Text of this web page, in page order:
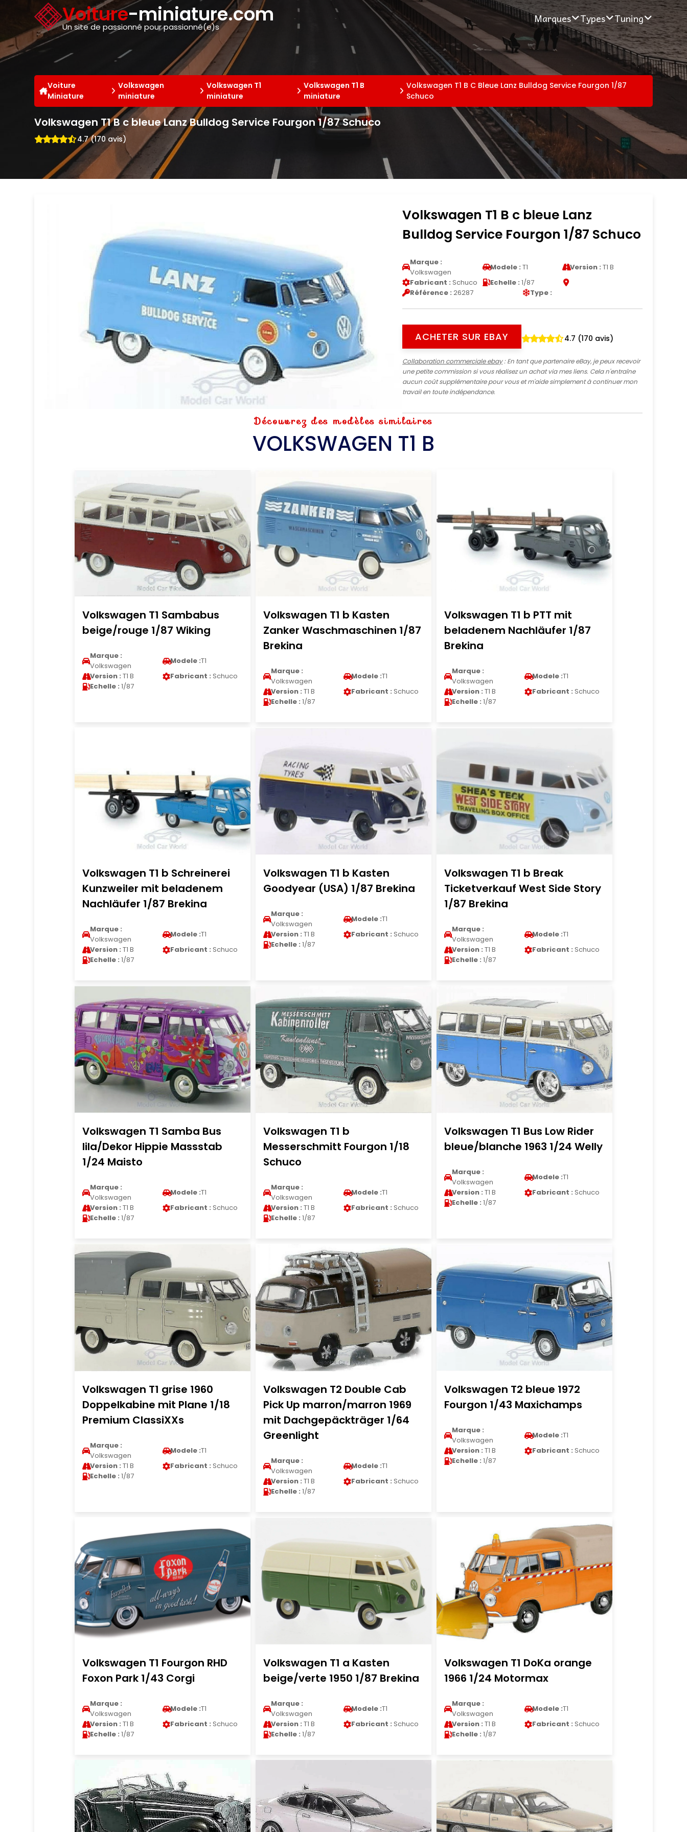
Voiture-miniature.com
Un site de passionné pour passionné(e)s
Marques Types Tuning
Voiture
Miniature
Volkswagen
miniature
Volkswagen T1
miniature
Volkswagen T1 B
miniature
Volkswagen T1 B C Bleue Lanz Bulldog Service Fourgon 1/87
Schuco
Volkswagen T1 B c bleue Lanz Bulldog Service Fourgon 1/87 Schuco
4.7 (170 avis)
Volkswagen T1 B c bleue Lanz
Bulldog Service Fourgon 1/87 Schuco
Marque :
Volkswagen
Modele : T1 Version : T1 B
Fabricant : Schuco Echelle : 1/87
Référence : 26287 Type :
ACHETER SUR EBAY 4.7 (170 avis)
Collaboration commerciale ebay: En tant que partenaire eBay, je peux recevoir
une petite commission si vous réalisez un achat via mes liens. Cela n'entraîne
aucun coût supplémentaire pour vous et m'aide simplement à continuer mon
travail en toute indépendance.
Découvrez des modèles similaires
VOLKSWAGEN T1 B
Volkswagen T1 Sambabus
beige/rouge 1/87 Wiking
Marque :
Volkswagen
Modele :T1
Version : T1 B Fabricant : Schuco
Echelle : 1/87
Volkswagen T1 b Kasten
Zanker Waschmaschinen 1/87
Brekina
Marque :
Volkswagen
Modele :T1
Version : T1 B Fabricant : Schuco
Echelle : 1/87
Volkswagen T1 b PTT mit
beladenem Nachläufer 1/87
Brekina
Marque :
Volkswagen
Modele :T1
Version : T1 B Fabricant : Schuco
Echelle : 1/87
Volkswagen T1 b Schreinerei
Kunzweiler mit beladenem
Nachläufer 1/87 Brekina
Marque :
Volkswagen
Modele :T1
Version : T1 B Fabricant : Schuco
Echelle : 1/87
Volkswagen T1 b Kasten
Goodyear (USA) 1/87 Brekina
Marque :
Volkswagen
Modele :T1
Version : T1 B Fabricant : Schuco
Echelle : 1/87
Volkswagen T1 b Break
Ticketverkauf West Side Story
1/87 Brekina
Marque :
Volkswagen
Modele :T1
Version : T1 B Fabricant : Schuco
Echelle : 1/87
Volkswagen T1 Samba Bus
lila/Dekor Hippie Massstab
1/24 Maisto
Marque :
Volkswagen
Modele :T1
Version : T1 B Fabricant : Schuco
Echelle : 1/87
Volkswagen T1 b
Messerschmitt Fourgon 1/18
Schuco
Marque :
Volkswagen
Modele :T1
Version : T1 B Fabricant : Schuco
Echelle : 1/87
Volkswagen T1 Bus Low Rider
bleue/blanche 1963 1/24 Welly
Marque :
Volkswagen
Modele :T1
Version : T1 B Fabricant : Schuco
Echelle : 1/87
Volkswagen T1 grise 1960
Doppelkabine mit Plane 1/18
Premium ClassiXXs
Marque :
Volkswagen
Modele :T1
Version : T1 B Fabricant : Schuco
Echelle : 1/87
Volkswagen T2 Double Cab
Pick Up marron/marron 1969
mit Dachgepäckträger 1/64
Greenlight
Marque :
Volkswagen
Modele :T1
Version : T1 B Fabricant : Schuco
Echelle : 1/87
Volkswagen T2 bleue 1972
Fourgon 1/43 Maxichamps
Marque :
Volkswagen
Modele :T1
Version : T1 B Fabricant : Schuco
Echelle : 1/87
Volkswagen T1 Fourgon RHD
Foxon Park 1/43 Corgi
Marque :
Volkswagen
Modele :T1
Version : T1 B Fabricant : Schuco
Echelle : 1/87
Volkswagen T1 a Kasten
beige/verte 1950 1/87 Brekina
Marque :
Volkswagen
Modele :T1
Version : T1 B Fabricant : Schuco
Echelle : 1/87
Volkswagen T1 DoKa orange
1966 1/24 Motormax
Marque :
Volkswagen
Modele :T1
Version : T1 B Fabricant : Schuco
Echelle : 1/87
Panneau de gestion des cookies